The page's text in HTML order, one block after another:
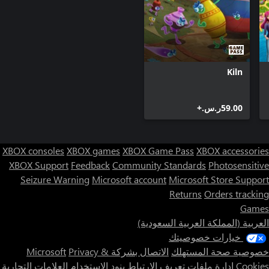
Kiln
‪ر.س.‏‎59.00‬+
XBOX consoles XBOX games XBOX Game Pass XBOX accessories
XBOX Support FeedbackCommunity Standards Photosensitive
Seizure Warning Microsoft account Microsoft Store Support
Returns Orders tracking
Games
العربية (المملكة العربية السعودية)
خيارات خصوصيتك
خصوصية صحة المستهلك الاتصال بشركة Microsoft Privacy &
Cookies إدارة ملفات تعريف الارتباط بنود الاستخدام العلامات التجارية